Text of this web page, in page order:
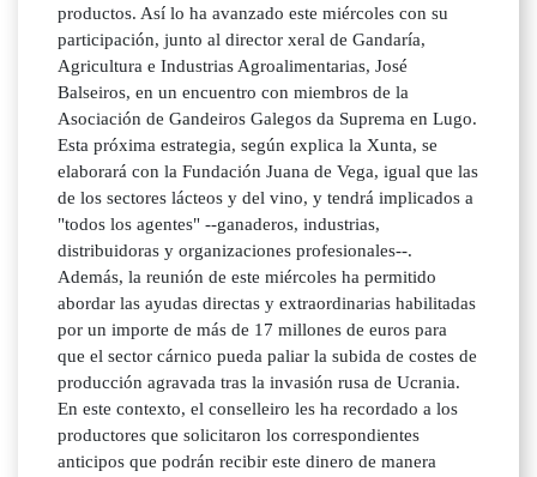
productos. Así lo ha avanzado este miércoles con su
participación, junto al director xeral de Gandaría,
Agricultura e Industrias Agroalimentarias, José
Balseiros, en un encuentro con miembros de la
Asociación de Gandeiros Galegos da Suprema en Lugo.
Esta próxima estrategia, según explica la Xunta, se
elaborará con la Fundación Juana de Vega, igual que las
de los sectores lácteos y del vino, y tendrá implicados a
"todos los agentes" --ganaderos, industrias,
distribuidoras y organizaciones profesionales--.
Además, la reunión de este miércoles ha permitido
abordar las ayudas directas y extraordinarias habilitadas
por un importe de más de 17 millones de euros para
que el sector cárnico pueda paliar la subida de costes de
producción agravada tras la invasión rusa de Ucrania.
En este contexto, el conselleiro les ha recordado a los
productores que solicitaron los correspondientes
anticipos que podrán recibir este dinero de manera